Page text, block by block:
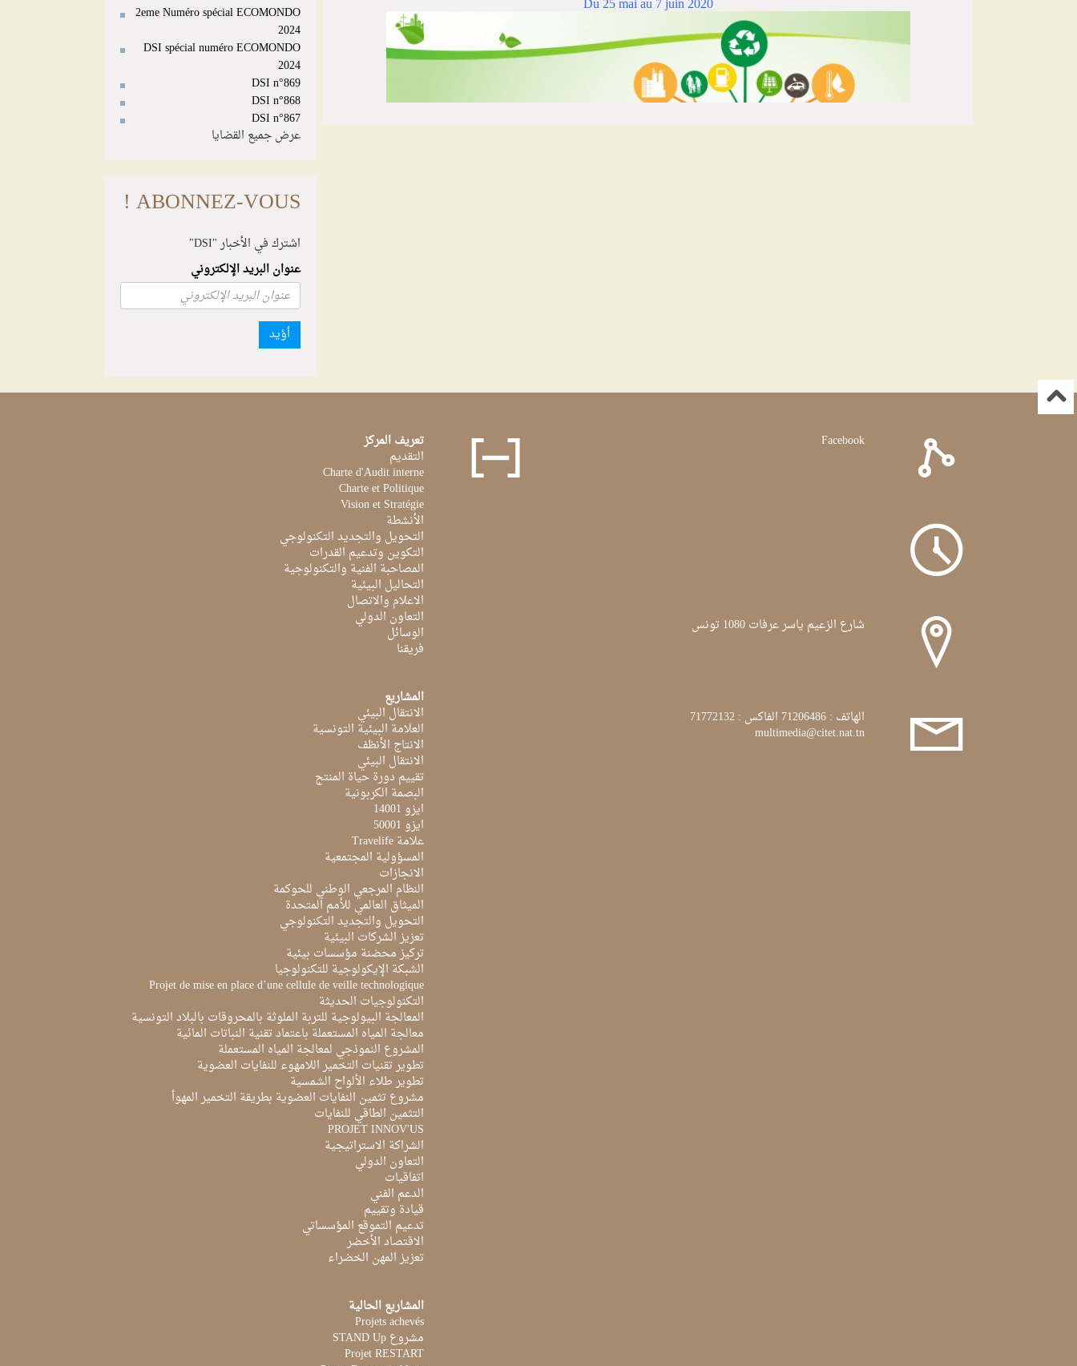
2eme Numéro spécial ECOMONDO
2024
DSI spécial numéro ECOMONDO
2024
DSI n°869
DSI n°868
DSI n°867
عرض جميع القضايا
ABONNEZ-VOUS !
اشترك في الأخبار "DSI"
عنوان البريد الإلكتروني
أؤيد
Facebook
شارع الزعيم ياسر عرفات 1080 تونس
الهاتف : 71206486 الفاكس : 71772132
multimedia@citet.nat.tn
تعريف المركز
التقديم
Charte d'Audit interne
Charte et Politique
Vision et Stratégie
الأنشطة
التحويل والتجديد التكنولوجي
التكوين وتدعيم القدرات
المصاحبة الفنية والتكنولوجية
التحاليل البيئية
الاعلام والاتصال
التعاون الدولي
الوسائل
فريقنا
المشاريع
الانتقال البيئي
العلامة البيئية التونسية
الانتاج الأنظف
الانتقال البيئي
تقييم دورة حياة المنتج
البصمة الكربونية
ايزو 14001
ايزو 50001
علامة Travelife
المسؤولية المجتمعية
الانجازات
النظام المرجعي الوطني للحوكمة
الميثاق العالمي للأمم المتحدة
التحويل والتجديد التكنولوجي
تعزيز الشركات البيئية
تركيز محضنة مؤسسات بيئية
الشبكة الإيكولوجية للتكنولوجيا
Projet de mise en place d’une cellule de veille technologique
التكنولوجيات الحديثة
المعالجة البيولوجية للتربة الملوثة بالمحروقات بالبلاد التونسية
معالجة المياه المستعملة باعتماد تقنية النباتات المائية
المشروع النموذجي لمعالجة المياه المستعملة
تطوير تقنيات التخمير اللامهوء للنفايات العضوية
تطوير طلاء الألواح الشمسية
مشروع تثمين النفايات العضوية بطريقة التخمير المهوأ
التثمين الطاقي للنفايات
PROJET INNOV'US
الشراكة الاستراتيجية
التعاون الدولي
اتفاقيات
الدعم الفني
قيادة وتقييم
تدعيم التموقع المؤسساتي
الاقتصاد الأخضر
تعزيز المهن الخضراء
المشاريع الحالية
Projets achevés
مشروع STAND Up
Projet RESTART